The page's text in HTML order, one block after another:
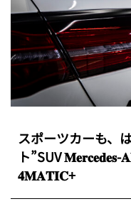
スポーツカーも、
ト”SUV
𝟒𝐌𝐀𝐓𝐈𝐂+